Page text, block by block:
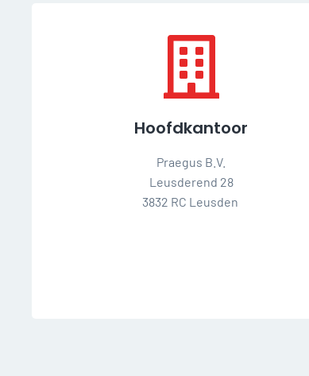
Hoofdkantoor
Praegus B.V.
Leusderend 28
3832 RC Leusden